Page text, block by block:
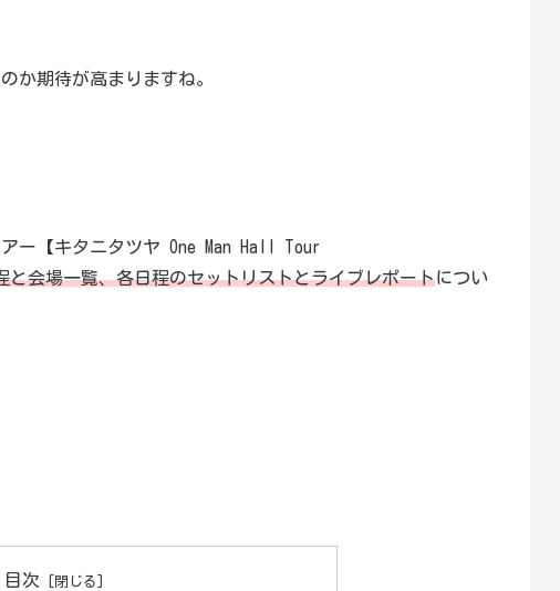
か期待が高まりますね。
ー【キタニタツヤ One Man Hall Tour
と会場一覧、各日程のセットリストとライブレポートについ
目次